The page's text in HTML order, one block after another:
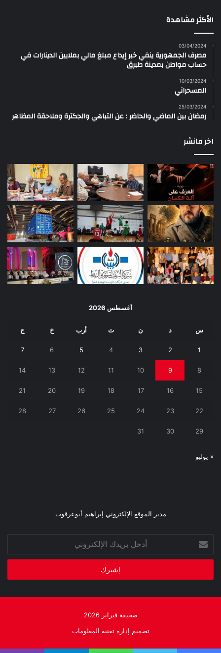
الأكثر مشاهدة
03/04/2024
مصرف الجمهورية ينفي خبر إيداع مبلغ مالي بملايين الدينارات في
حساب مواطن بمدينة طبرق
10/03/2024
المسحراتي
25/03/2024
رمضان بين الماضي والحاضر : عن التباهي والجكترة وملاحقة المظاهر
اخر مانشر
أغسطس 2026
س د ن ث أرب خ ج
1
2
3
4
5
6
7
8
9
10
11
12
13
14
15
16
17
18
19
20
21
22
23
24
25
26
27
28
29
30
31
« يوليو
مدير الموقع الإلكتروني إبراهيم أبوعرقوب
بريدك
الإلكتروني
صحيفة فبراير 2026
تصميم إدارة تقنية المعلومات